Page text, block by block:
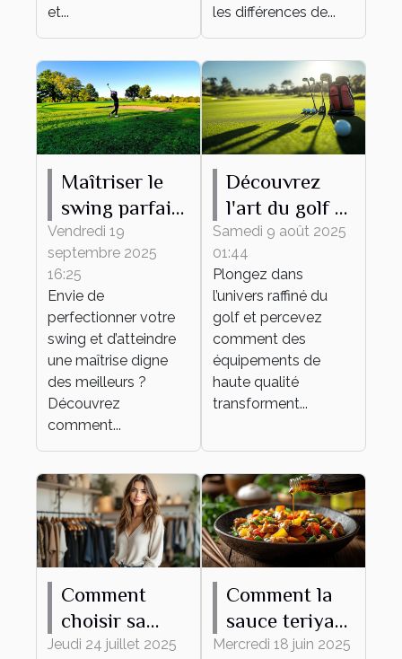
et...
les différences de...
Maîtriser le
swing parfait :
conseils et
techniques
Vendredi 19
septembre 2025
16:25
Envie de
perfectionner votre
swing et d’atteindre
une maîtrise digne
des meilleurs ?
Découvrez
comment...
Découvrez
l'art du golf à
travers des
équipements
de haute
qualité
Samedi 9 août 2025
01:44
Plongez dans
l’univers raffiné du
golf et percevez
comment des
équipements de
haute qualité
transforment...
Comment
choisir sa
tenue
Jeudi 24 juillet 2025
Comment la
sauce teriyaki
transforme
Mercredi 18 juin 2025